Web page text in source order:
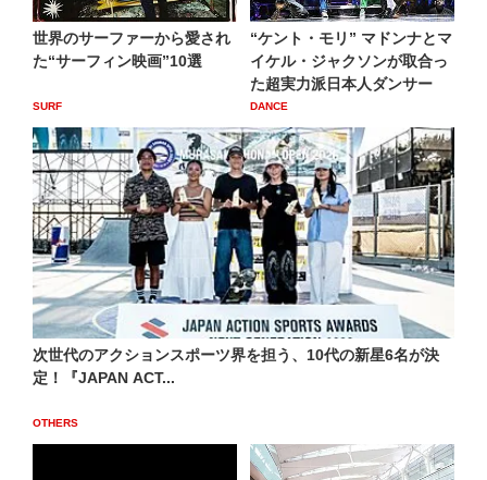
世界のサーファーから愛され
た“サーフィン映画”10選
SURF
“ケント・モリ” マドンナとマ
イケル・ジャクソンが取合っ
た超実力派日本人ダンサー
DANCE
次世代のアクションスポーツ界を担う、10代の新星6名が決
定！『JAPAN ACT...
OTHERS